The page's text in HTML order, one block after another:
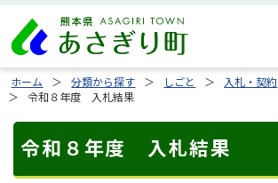
ホーム 分類から探す しごと 入札・契約
令和８年度 入札結果
令和８年度 入札結果